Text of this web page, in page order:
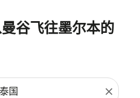
谷飞往墨尔本的
close
票。请调整您的筛选条件。